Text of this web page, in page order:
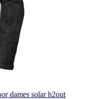
dames solar h2out